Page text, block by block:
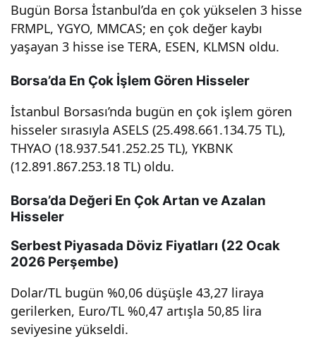
Bugün Borsa İstanbul’da en çok yükselen 3 hisse
FRMPL, YGYO, MMCAS; en çok değer kaybı
yaşayan 3 hisse ise TERA, ESEN, KLMSN oldu.
Borsa’da En Çok İşlem Gören Hisseler
İstanbul Borsası’nda bugün en çok işlem gören
hisseler sırasıyla ASELS (25.498.661.134.75 TL),
THYAO (18.937.541.252.25 TL), YKBNK
(12.891.867.253.18 TL) oldu.
Borsa’da Değeri En Çok Artan ve Azalan
Hisseler
Serbest Piyasada Döviz Fiyatları (22 Ocak
2026 Perşembe)
Dolar/TL bugün %0,06 düşüşle 43,27 liraya
gerilerken, Euro/TL %0,47 artışla 50,85 lira
seviyesine yükseldi.
emb
e):
Bor
sa,
dola
r,
altın
ve
krip